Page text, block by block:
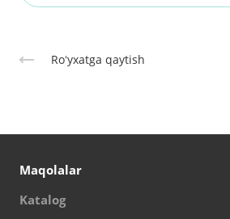
Roʻyxatga qaytish
Maqolalar
Katalog